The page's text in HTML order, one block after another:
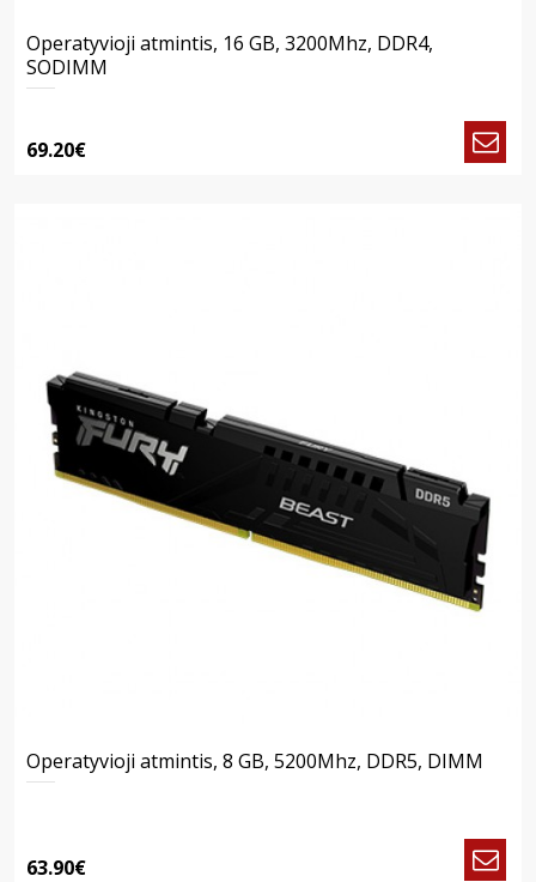
Operatyvioji atmintis, 16 GB, 3200Mhz, DDR4,
SODIMM
69.20€
Operatyvioji atmintis, 8 GB, 5200Mhz, DDR5, DIMM
63.90€